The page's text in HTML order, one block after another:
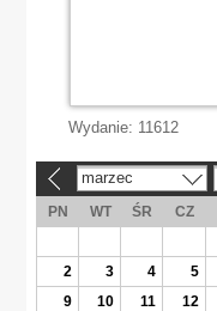
Wydanie: 11612
marzec
PN WT ŚR CZ
2
3 4 5
9
10 11 12